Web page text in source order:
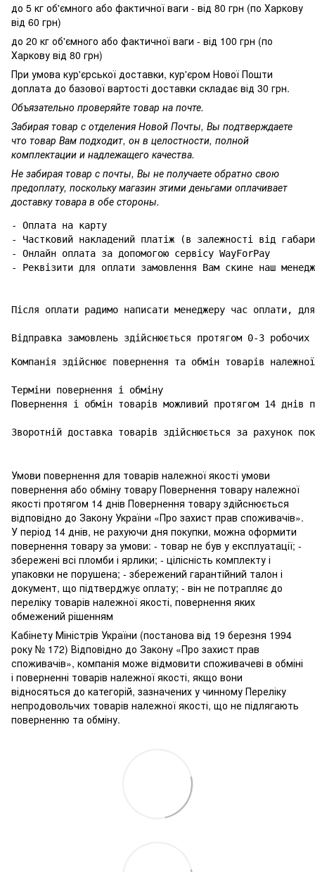
до 5 кг об'ємного або фактичної ваги - від 80 грн (по Харкову
від 60 грн)
до 20 кг об'ємного або фактичної ваги - від 100 грн (по
Харкову від 80 грн)
При умова кур'єрської доставки, кур'єром Нової Пошти
доплата до базової вартості доставки складає від 30 грн.
Объязательно проверяйте товар на почте.
Забирая товар с отделения Новой Почты, Вы подтверждаете
что товар Вам подходит, он в целостности, полной
комплектации и надлежащего качества.
Не забирая товар с почты, Вы не получаете обратно свою
предоплату, поскольку магазин этими деньгами оплачивает
доставку товара в обе стороны.
- Оплата на карту
- Частковий накладений платіж (в залежності від
- Онлайн оплата за допомогою сервісу WayForPay
- Реквізити для оплати замовлення Вам скине наш
Після оплати радимо написати менеджеру час оплати,
Відправка замовлень здійснюється протягом 0-3
Компанія здійснює повернення та обмін товарів
Терміни повернення і обміну
Повернення і обмін товарів можливий протягом 14 днів
Зворотній доставка товарів здійснюється за рахунок
Умови повернення для товарів належної якості умови
повернення або обміну товару Повернення товару належної
якості протягом 14 днів Повернення товару здійснюється
відповідно до Закону України «Про захист прав споживачів».
У період 14 днів, не рахуючи дня покупки, можна оформити
повернення товару за умови: - товар не був у експлуатації; -
збережені всі пломби і ярлики; - цілісність комплекту і
упаковки не порушена; - збережений гарантійний талон і
документ, що підтверджує оплату; - він не потрапляє до
переліку товарів належної якості, повернення яких
обмежений рішенням
Кабінету Міністрів України (постанова від 19 березня 1994
року № 172) Відповідно до Закону «Про захист прав
споживачів», компанія може відмовити споживачеві в обміні
і поверненні товарів належної якості, якщо вони
відносяться до категорій, зазначених у чинному Переліку
непродовольчих товарів належної якості, що не підлягають
поверненню та обміну.